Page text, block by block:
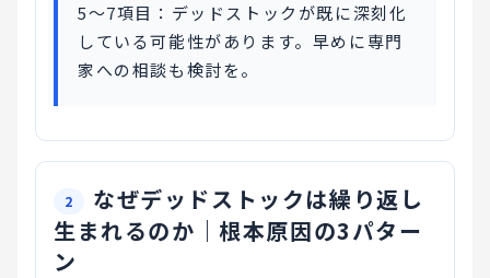
5〜7項目：デッドストックが既に深刻化
している可能性があります。早めに専門
家への相談も検討を。
なぜデッドストックは繰り返し
生まれるのか｜根本原因の3パター
ン